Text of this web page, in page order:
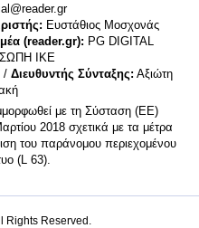
Ευστάθιος Μοσχονάς
(reader.gr): PG DIGITAL
ΙΚΕ
/ Διευθυντής Σύνταξης: Αξιώτη
με τη Σύσταση (ΕΕ)
2018 σχετικά με τα μέτρα
του παράνομου περιεχομένου
(L 63).
Rights Reserved.